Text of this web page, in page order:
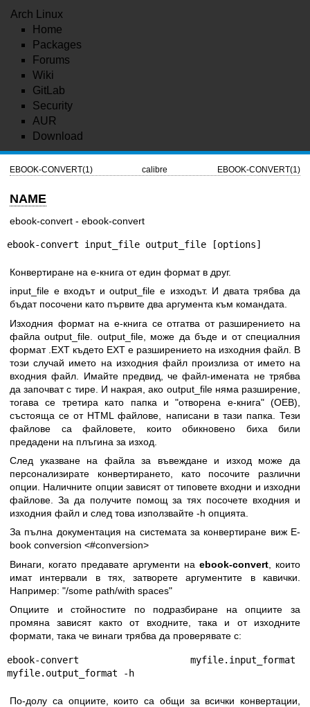
Arch Linux
Home
Packages
Forums
Wiki
GitLab
Security
AUR
Download
EBOOK-CONVERT(1) calibre EBOOK-CONVERT(1)
NAME
ebook-convert - ebook-convert
ebook-convert input_file output_file [options]
Конвертиране на е-книга от един формат в друг.
input_file е входът и output_file е изходът. И двата трябва да
бъдат посочени като първите два аргумента към командата.
Изходния формат на е-книга се отгатва от разширението на
файла output_file. output_file, може да бъде и от специалния
формат .EXT където EXT е разширението на изходния файл. В
този случай името на изходния файл произлиза от името на
входния файл. Имайте предвид, че файл-имената не трябва
да започват с тире. И накрая, ако output_file няма разширение,
тогава се третира като папка и "отворена е-книга" (OEB),
състояща се от HTML файлове, написани в тази папка. Тези
файлове са файловете, които обикновено биха били
предадени на плъгина за изход.
След указване на файла за въвеждане и изход може да
персонализирате конвертирането, като посочите различни
опции. Наличните опции зависят от типовете входни и изходни
файлове. За да получите помощ за тях посочете входния и
изходния файл и след това използвайте -h опцията.
За пълна документация на системата за конвертиране виж E-
book conversion <#conversion>
Винаги, когато предавате аргументи на ebook-convert , които
имат интервали в тях, затворете аргументите в кавички.
Например: "/some path/with spaces"
Опциите и стойностите по подразбиране на опциите за
промяна зависят както от входните, така и от изходните
формати, така че винаги трябва да проверявате с:
ebook-convert myfile.input_format
myfile.output_format -h
По-долу са опциите, които са общи за всички конвертации,